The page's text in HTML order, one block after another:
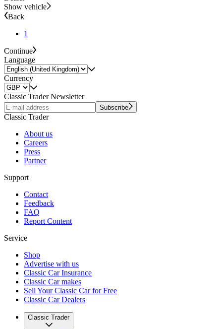
Show vehicle
Back
1
Continue
Language
Currency
Classic Trader Newsletter
Subscribe
Classic Trader
About us
Careers
Press
Partner
Support
Contact
Feedback
FAQ
Report Content
Service
Shop
Advertise with us
Classic Car Insurance
Classic Car makes
Sell Your Classic Car for Free
Classic Car Dealers
Classic Trader